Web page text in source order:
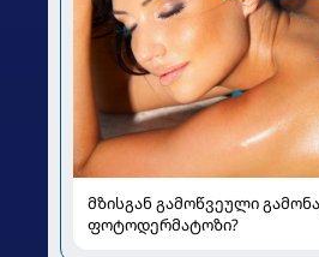
მზისგან გამოწვეული
ფოტოდერმატოზი?